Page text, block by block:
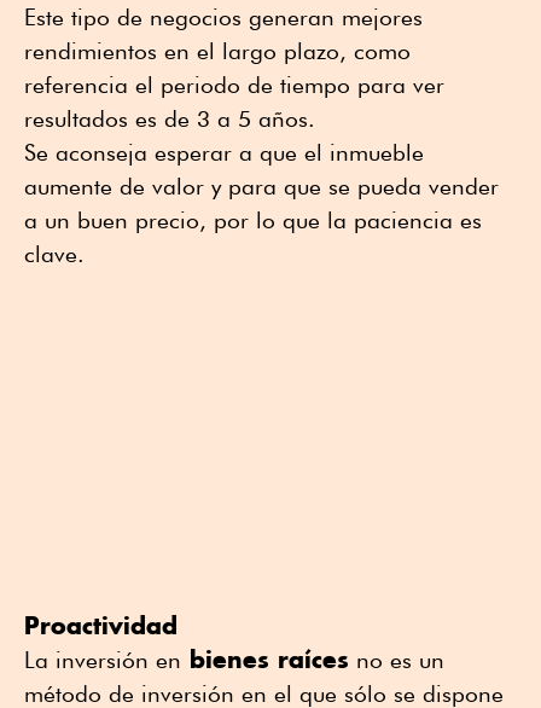
Este tipo de negocios generan mejores
rendimientos en el largo plazo, como
referencia el periodo de tiempo para ver
resultados es de 3 a 5 años.
Se aconseja esperar a que el inmueble
aumente de valor y para que se pueda vender
a un buen precio, por lo que la paciencia es
clave.
Proactividad
La inversión en bienes raíces no es un
método de inversión en el que sólo se dispone